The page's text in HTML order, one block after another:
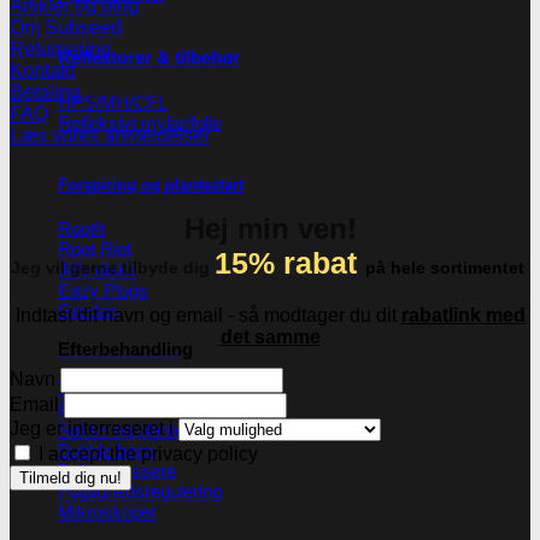
Reflektorer & tilbehør
HPS/MH/CFL
Refleksivt mylar/folie
Forspiring og plantestart
Root!t
Root Riot
Jiffy disks
Eazy Plugs
Grodan
Efterbehandling
Tørrenet
Plantetrimmere
Sakse og plantetrimmere
Bubble bags
Pollenpressere
Fugtighedsregulering
Mikroskoper
Artikler og blog
Om Subseed
Returnering
Kontakt
Betaling
FAQ
Læs vores anmeldelser
Jeg vil gerne tilbyde dig 15% rabat på hele sortimentet
Indtast dit navn og email - så modtager du dit rabatlink med
det samme
Navn
Email
Jeg er interreseret i
I accept the privacy policy